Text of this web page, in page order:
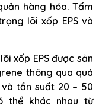
hàng hóa. Tấm
lõi xốp EPS và
xốp EPS được sản
thông qua quá
tần suất 20 – 50
thể khác nhau từ